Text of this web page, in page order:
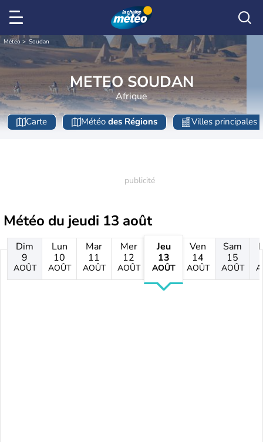
Météo Soudan
METEO SOUDAN
Afrique
Carte Météo des Régions Villes principales
Météo du jeudi 13 août
Dim
9
AOÛT
Lun
10
AOÛT
Mar
11
AOÛT
Mer
12
AOÛT
Jeu
13
AOÛT
Ven
14
AOÛT
Sam
15
AOÛT